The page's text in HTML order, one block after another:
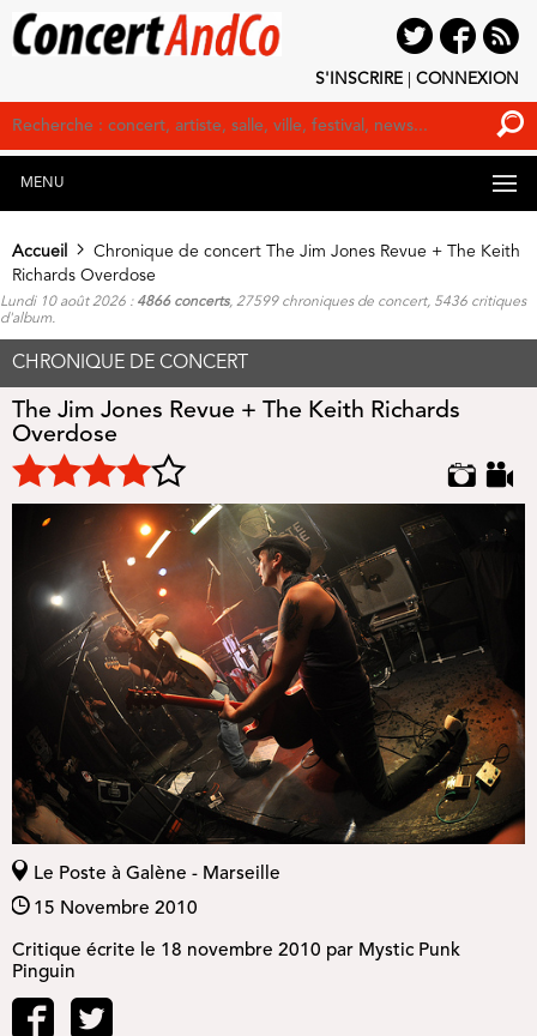
S'INSCRIRE CONNEXION
MENU
Accueil
Chronique de concert The Jim Jones Revue + The Keith
Richards Overdose
Lundi 10 août 2026 : 4866 concerts, 27599 chroniques de concert, 5436 critiques
d'album.
CHRONIQUE DE CONCERT
The Jim Jones Revue + The Keith Richards
Overdose
Le Poste à Galène - Marseille
15 Novembre 2010
Critique écrite le 18 novembre 2010 par Mystic Punk
Pinguin